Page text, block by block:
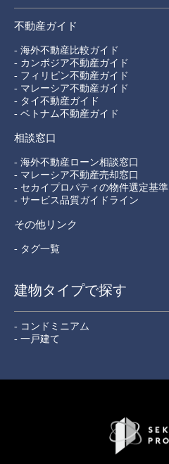
不動産ガイド
- 海外不動産比較ガイド
- カンボジア不動産ガイド
- フィリピン不動産ガイド
- マレーシア不動産ガイド
- タイ不動産ガイド
- ベトナム不動産ガイド
相談窓口
- 海外不動産ローン相談窓口
- マレーシア不動産売却窓口
- セカイプロパティの物件選定基準
- サービス品質ガイドライン
その他リンク
- タグ一覧
建物タイプで探す
- コンドミニアム
- 一戸建て